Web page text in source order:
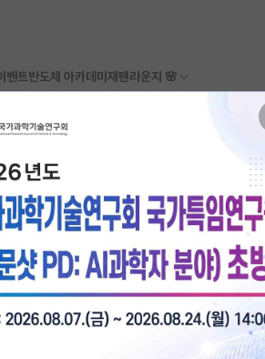
벤트반도체 아카데미 재팬라운지 🌸